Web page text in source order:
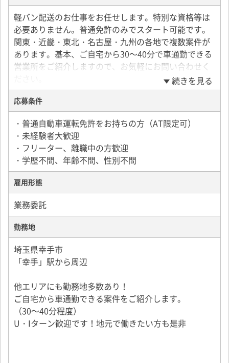
軽バン配送のお仕事をお任せします。特別な資格等は
必要ありません。普通免許のみでスタート可能です。
関東・近畿・東北・名古屋・九州の各地で複数案件が
あります。基本、ご自宅から30～40分で車通勤できる
営業所をご紹介しますので、お気軽にお問い合わせく
＜一日の流れの例＞
▼7：00～8：00 所属している宅配会社に出勤
▼担当コースの荷物の積込み
▼担当コースの配達
▼休憩（時間自由）後、追加の荷物を積込み
▼20：00～21：00 宅配会社に帰庫
＜車両の持ち込み歓迎＞
車体カラーがシルバーまたはホワイトの軽自動車（軽
バン）を持ち込み可能です。
その他、年式・装備・車両の状態・メンテナンス・保
険について条件があります。
持ち込みを希望される方はご応募の際に担当者までお
問合せください。
続きを見る
応募条件
・普通自動車運転免許をお持ちの方（AT限定可）
・未経験者大歓迎
・フリーター、離職中の方歓迎
・学歴不問、年齢不問、性別不問
雇用形態
業務委託
勤務地
埼玉県幸手市
「幸手」駅から周辺
他エリアにも勤務地多数あり！
ご自宅から車通勤できる案件をご紹介します。
（30～40分程度）
U・Iターン歓迎です！地元で働きたい方も是非